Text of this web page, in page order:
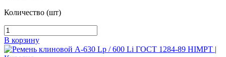
Количество (шт)
В корзину